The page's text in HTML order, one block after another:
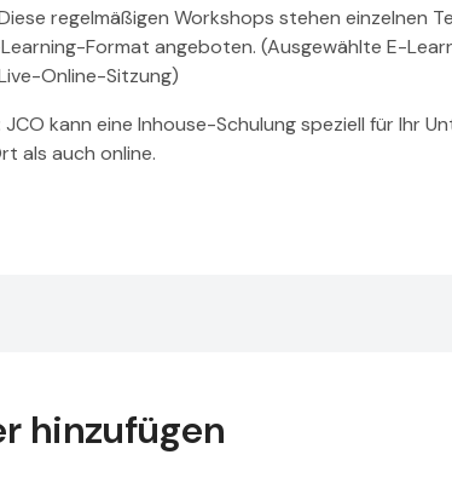
regelmäßigen Workshops stehen einzelnen
Format angeboten. (Ausgewählte E-
Online-Sitzung)
JCO kann eine Inhouse-Schulung speziell für Ihr
als auch online.
hinzufügen